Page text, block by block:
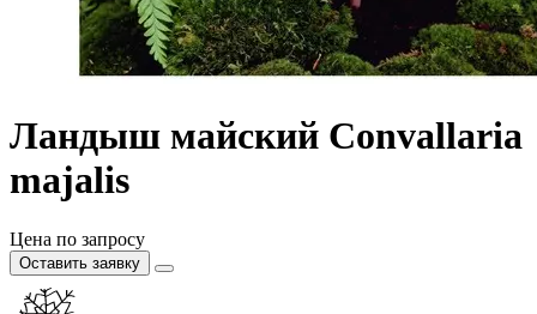
Ландыш майский Convallaria
majalis
Цена по запросу
Оставить заявку